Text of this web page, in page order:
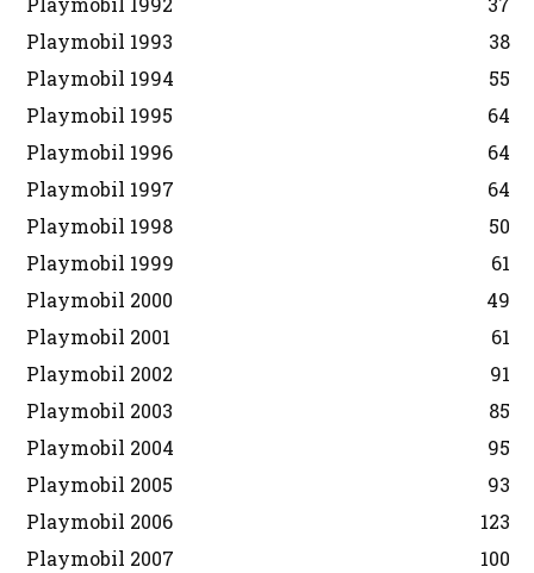
Playmobil 1993
38
Playmobil 1994
55
Playmobil 1995
64
Playmobil 1996
64
Playmobil 1997
64
Playmobil 1998
50
Playmobil 1999
61
Playmobil 2000
49
Playmobil 2001
61
Playmobil 2002
91
Playmobil 2003
85
Playmobil 2004
95
Playmobil 2005
93
Playmobil 2006
123
Playmobil 2007
100